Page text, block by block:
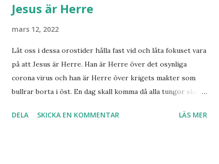
i Norge sett tredje världskriget bryta ut någon koppling
och gudsmannen Anton Johanson såg många syner och
uppenbarelser som redan skedde under hans egen levnad.
Han dog 1928. Skandinavien har knappast haft någon profet
av hans kaliber när det gäller drömmar och syner som just
han såg angåe...
Jesus är Herre
mars 12, 2022
Låt oss i dessa orostider hålla fast vid och låta fokuset vara
på att Jesus är Herre. Han är Herre över det osynliga
corona virus och han är Herre över krigets makter som
bullrar borta i öst. En dag skall komma då alla tungor skall
jorden att Jesus Kristus är Herre! Ära Halleluja! Detta är
DELA SKICKA EN KOMMENTAR LÄS MER